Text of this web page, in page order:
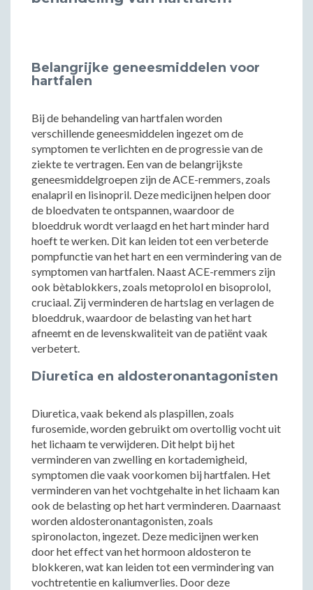
Belangrijke geneesmiddelen voor
hartfalen
Bij de behandeling van hartfalen worden
verschillende geneesmiddelen ingezet om de
symptomen te verlichten en de progressie van de
ziekte te vertragen. Een van de belangrijkste
geneesmiddelgroepen zijn de ACE-remmers, zoals
enalapril en lisinopril. Deze medicijnen helpen door
de bloedvaten te ontspannen, waardoor de
bloeddruk wordt verlaagd en het hart minder hard
hoeft te werken. Dit kan leiden tot een verbeterde
pompfunctie van het hart en een vermindering van de
symptomen van hartfalen. Naast ACE-remmers zijn
ook bètablokkers, zoals metoprolol en bisoprolol,
cruciaal. Zij verminderen de hartslag en verlagen de
bloeddruk, waardoor de belasting van het hart
afneemt en de levenskwaliteit van de patiënt vaak
verbetert.
Diuretica en aldosteronantagonisten
Diuretica, vaak bekend als plaspillen, zoals
furosemide, worden gebruikt om overtollig vocht uit
het lichaam te verwijderen. Dit helpt bij het
verminderen van zwelling en kortademigheid,
symptomen die vaak voorkomen bij hartfalen. Het
verminderen van het vochtgehalte in het lichaam kan
ook de belasting op het hart verminderen. Daarnaast
worden aldosteronantagonisten, zoals
spironolacton, ingezet. Deze medicijnen werken
door het effect van het hormoon aldosteron te
blokkeren, wat kan leiden tot een vermindering van
vochtretentie en kaliumverlies. Door deze